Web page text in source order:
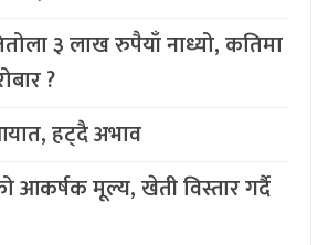
३ लाख रुपैयाँ नाध्यो, कतिमा
?
हट्दै अभाव
आकर्षक मूल्य, खेती विस्तार गर्दै